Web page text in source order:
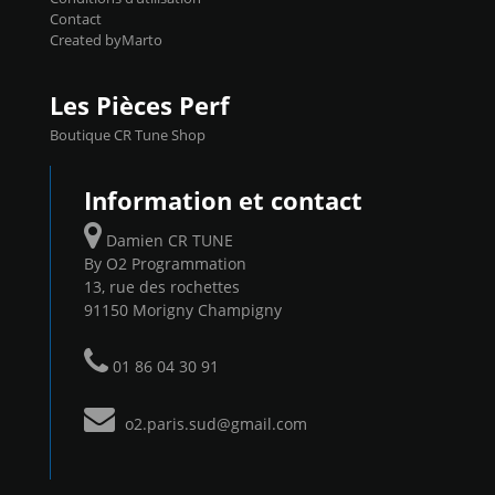
Contact
Created byMarto
Les Pièces Perf
Boutique CR Tune Shop
Information et contact
Damien CR TUNE
By O2 Programmation
13, rue des rochettes
91150 Morigny Champigny
01 86 04 30 91
o2.paris.sud@gmail.com